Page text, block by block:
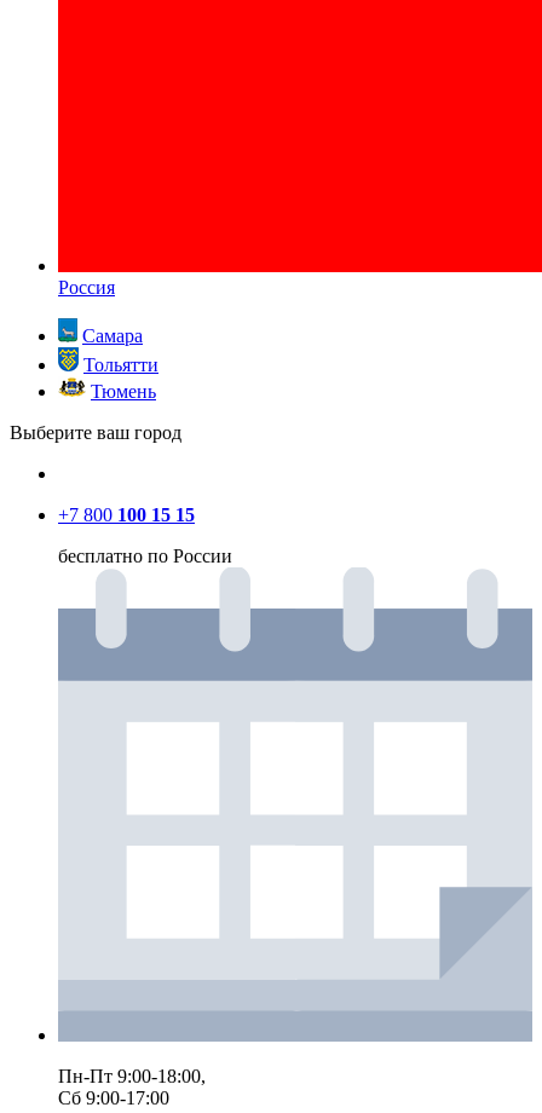
Россия
Самара
Тольятти
Тюмень
Выберите ваш город
+7 800 100 15 15
бесплатно по России
Пн-Пт 9:00-18:00,
Сб 9:00-17:00